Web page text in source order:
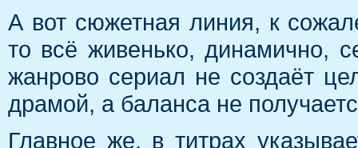
А вот сюжетная линия, к
то всё живенько, динамично,
жанрово сериал не создаёт
драмой, а баланса не
Главное же, в титрах